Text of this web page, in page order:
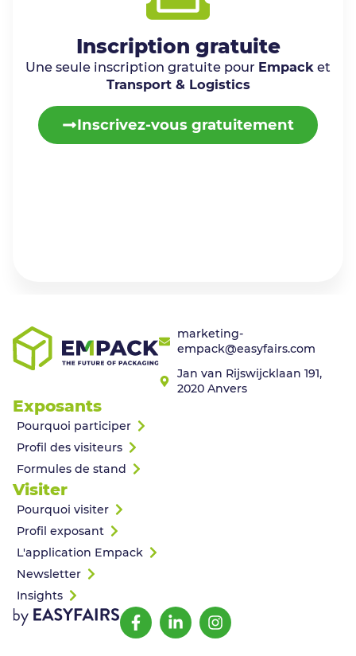
Inscription gratuite
Une seule inscription gratuite pour Empack et
Transport & Logistics
Inscrivez-vous gratuitement
marketing-
empack@easyfairs.com
Jan van Rijswijcklaan 191,
2020 Anvers
Exposants
Pourquoi participer
Profil des visiteurs
Formules de stand
Visiter
Pourquoi visiter
Profil exposant
L'application Empack
Newsletter
Insights